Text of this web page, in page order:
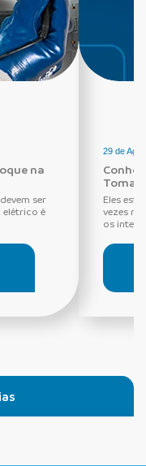
na
ser
é
29 de
Eles
vezes
os